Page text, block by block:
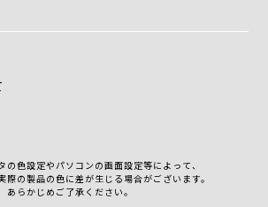
の色設定やパソコンの画面設定等によって、
際の製品の色に差が生じる場合がございます。
あらかじめご了承ください。